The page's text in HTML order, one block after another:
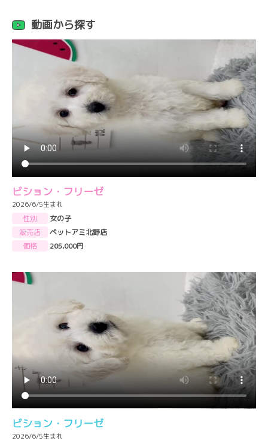
動画から探す
ビション・フリーゼ
2026/6/5生まれ
性別
女の子
販売店
ペットアミ北野店
価格
205,000円
ビション・フリーゼ
2026/6/5生まれ